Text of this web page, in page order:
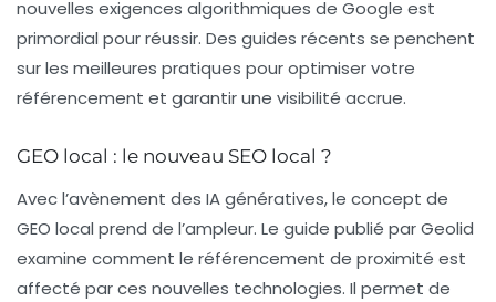
nouvelles exigences algorithmiques de Google est
primordial pour réussir. Des guides récents se penchent
sur les meilleures pratiques pour optimiser votre
référencement et garantir une visibilité accrue.
GEO local : le nouveau SEO local ?
Avec l’avènement des IA génératives, le concept de
GEO local prend de l’ampleur. Le guide publié par Geolid
examine comment le référencement de proximité est
affecté par ces nouvelles technologies. Il permet de